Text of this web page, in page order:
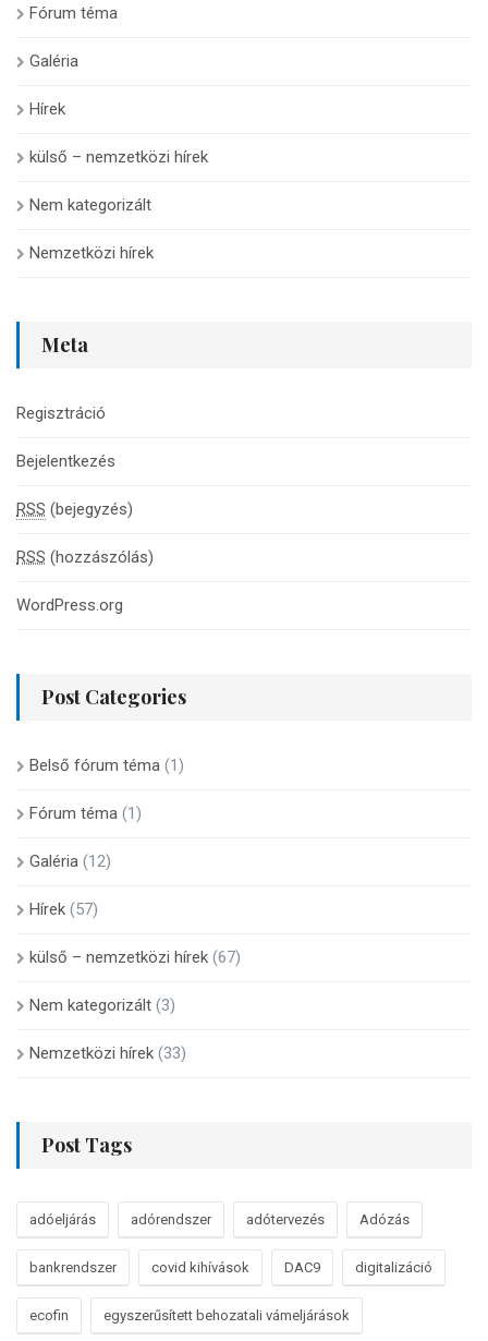
Fórum téma
Galéria
Hírek
külső – nemzetközi hírek
Nem kategorizált
Nemzetközi hírek
Meta
Regisztráció
Bejelentkezés
RSS (bejegyzés)
RSS (hozzászólás)
WordPress.org
Post Categories
Belső fórum téma (1)
Fórum téma (1)
Galéria (12)
Hírek (57)
külső – nemzetközi hírek (67)
Nem kategorizált (3)
Nemzetközi hírek (33)
Post Tags
adóeljárás adórendszer adótervezés Adózás
bankrendszer covid kihívások DAC9 digitalizáció
ecofin egyszerűsített behozatali vámeljárások